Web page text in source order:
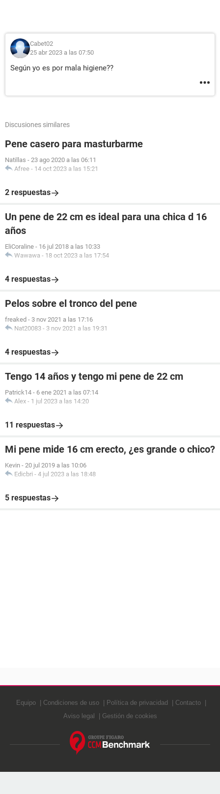
Cabet02
25 abr 2023 a las 07:50
Según yo es por mala higiene??
Discusiones similares
Pene casero para masturbarme
Natillas - 23 ago 2020 a las 06:11
Afree - 14 oct 2023 a las 15:21
2 respuestas
Un pene de 22 cm es ideal para una chica d 16
años
EliCoraline - 16 jul 2018 a las 10:33
Wawawa - 18 oct 2023 a las 17:54
4 respuestas
Pelos sobre el tronco del pene
freaked - 3 nov 2021 a las 17:16
Nat20083 - 3 nov 2021 a las 19:31
4 respuestas
Tengo 14 años y tengo mi pene de 22 cm
Patrick14 - 6 ene 2021 a las 07:14
Alex - 1 jul 2023 a las 14:20
11 respuestas
Mi pene mide 16 cm erecto, ¿es grande o chico?
Kevin - 20 jul 2019 a las 10:06
Edicbri - 4 jul 2023 a las 18:48
5 respuestas
Equipo Condiciones de uso Política de privacidad
Contacto
Aviso legal
Gestión de cookies